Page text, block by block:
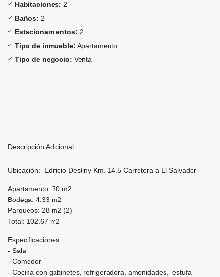
Habitaciones: 2
Baños: 2
Estacionamientos: 2
Tipo de inmueble: Apartamento
Tipo de negocio: Venta
Descripción Adicional :
Ubicación: Edificio Destiny Km. 14.5 Carretera a El Salvador
Apartamento: 70 m2
Bodega: 4.33 m2
Parqueos: 28 m2 (2)
Total: 102.67 m2
Especificaciones:
- Sala
- Comedor
- Cocina con gabinetes, refrigeradora, amenidades, estufa